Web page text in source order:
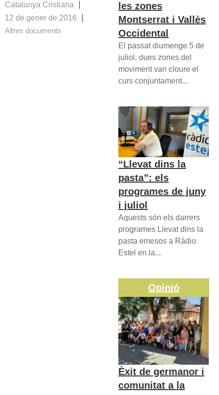
Catalunya Cristiana
12 de gener de 2016
Altres documents
les zones
Montserrat i Vallès
Occidental
El passat diumenge 5 de
juliol, dues zones del
moviment van cloure el
curs conjuntament...
“Llevat dins la
pasta”: els
programes de juny
i juliol
Aquests són els darrers
programes Llevat dins la
pasta emesos a Ràdio
Estel en la...
Opinió
Èxit de germanor i
comunitat a la